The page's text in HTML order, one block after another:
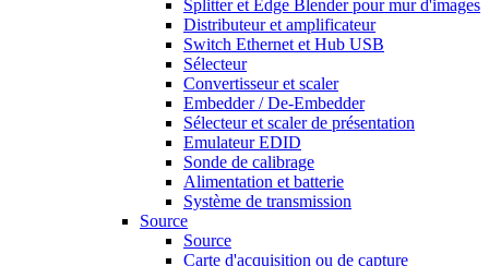
Splitter et Edge Blender pour mur d'images
Distributeur et amplificateur
Switch Ethernet et Hub USB
Sélecteur
Convertisseur et scaler
Embedder / De-Embedder
Sélecteur et scaler de présentation
Emulateur EDID
Sonde de calibrage
Alimentation et batterie
Système de transmission
Source
Source
Carte d'acquisition ou de capture